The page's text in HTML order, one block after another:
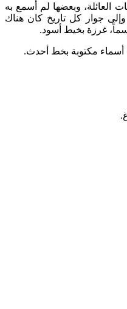
العائلة، وبعضها لم أسمع به
جوار كل تاريخ كان هناك
غرزة بخيط أسود.
أسماء مكتوبة بخط أحدث.